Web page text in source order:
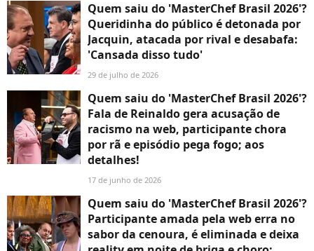
Quem saiu do 'MasterChef Brasil 2026'?
Queridinha do público é detonada por
Jacquin, atacada por rival e desabafa:
'Cansada disso tudo'
29 de julho de 2026
Quem saiu do 'MasterChef Brasil 2026'?
Fala de Reinaldo gera acusação de
racismo na web, participante chora
por rã e episódio pega fogo; aos
detalhes!
17 de junho de 2026
Quem saiu do 'MasterChef Brasil 2026'?
Participante amada pela web erra no
sabor da cenoura, é eliminada e deixa